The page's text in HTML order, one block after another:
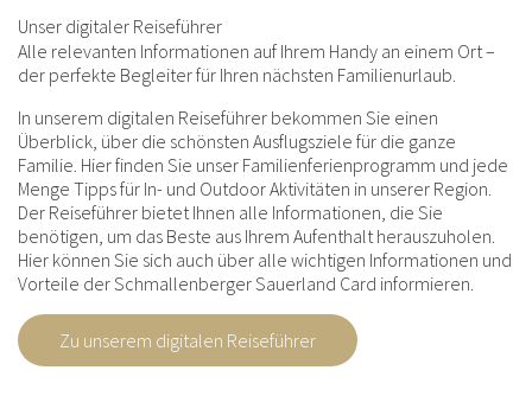
Unser digitaler Reiseführer
Alle relevanten Informationen auf Ihrem Handy an einem Ort –
der perfekte Begleiter für Ihren nächsten Familienurlaub.
In unserem digitalen Reiseführer bekommen Sie einen
Überblick, über die schönsten Ausflugsziele für die ganze
Familie. Hier finden Sie unser Familienferienprogramm und jede
Menge Tipps für In- und Outdoor Aktivitäten in unserer Region.
Der Reiseführer bietet Ihnen alle Informationen, die Sie
benötigen, um das Beste aus Ihrem Aufenthalt herauszuholen.
Hier können Sie sich auch über alle wichtigen Informationen und
Vorteile der Schmallenberger Sauerland Card informieren.
Zu unserem digitalen Reiseführer